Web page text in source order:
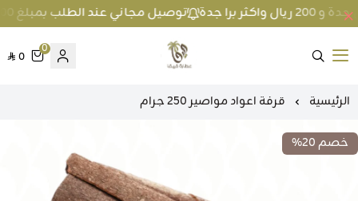
توصيل مجاني عند الطلب بمبلغ 100 ريال واكثر داخل جدة و 200 ريال واكثر برا جدة
متجر عطارة فيفا
0
0
الرئيسية قرفة اعواد مواصير 250 جرام
خصم 20%